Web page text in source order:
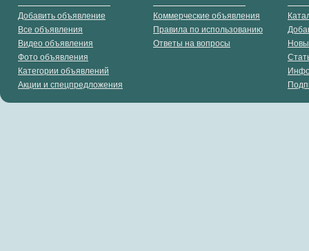
Добавить объявление
Все объявления
Видео объявления
Фото объявления
Категории объявлений
Акции и спецпредложения
Коммерческие объявления
Правила по использованию
Ответы на вопросы